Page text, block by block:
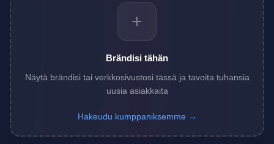
+
Brändisi tähän
Näytä brändisi tai verkkosivustosi tässä ja tavoita tuhansia
uusia asiakkaita
Hakeudu kumppaniksemme →